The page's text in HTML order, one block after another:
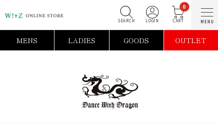
0
MENS LADIES GOODS OUTLET